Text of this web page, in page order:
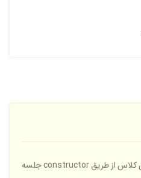
مشکل مقدار دهی به فیلد های کلاس از طریق constructor جلسه